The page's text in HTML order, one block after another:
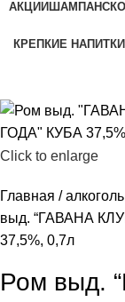
АКЦИИ
КРЕПКИЕ НАПИТКИ
Click to enlarge
Главная алкоголь
выд. “ГАВАНА
37,5%, 0,7л
Ром выд.